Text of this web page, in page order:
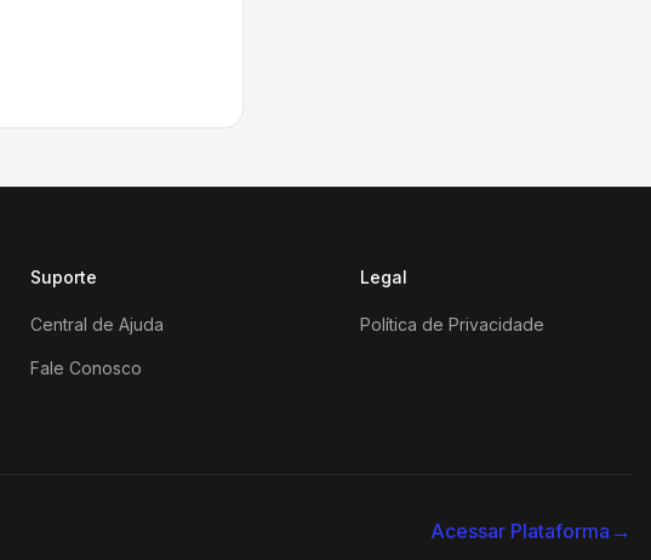
Suporte
Central de Ajuda
Fale Conosco
Legal
Política de Privacidade
Acessar Plataforma →